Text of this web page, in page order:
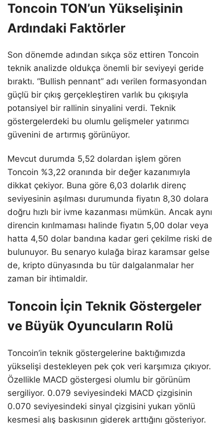
Toncoin TON’un Yükselişinin
Ardındaki Faktörler
Son dönemde adından sıkça söz ettiren Toncoin
teknik analizde oldukça önemli bir seviyeyi geride
bıraktı. “Bullish pennant” adı verilen formasyondan
güçlü bir çıkış gerçekleştiren varlık bu çıkışıyla
potansiyel bir rallinin sinyalini verdi. Teknik
göstergelerdeki bu olumlu gelişmeler yatırımcı
güvenini de artırmış görünüyor.
Mevcut durumda 5,52 dolardan işlem gören
Toncoin %3,22 oranında bir değer kazanımıyla
dikkat çekiyor. Buna göre 6,03 dolarlık direnç
seviyesinin aşılması durumunda fiyatın 8,30 dolara
doğru hızlı bir ivme kazanması mümkün. Ancak aynı
direncin kırılmaması halinde fiyatın 5,00 dolar veya
hatta 4,50 dolar bandına kadar geri çekilme riski de
bulunuyor. Bu senaryo kulağa biraz karamsar gelse
de, kripto dünyasında bu tür dalgalanmalar her
zaman bir ihtimaldir.
Toncoin İçin Teknik Göstergeler
ve Büyük Oyuncuların Rolü
Toncoin’in teknik göstergelerine baktığımızda
yükselişi destekleyen pek çok veri karşımıza çıkıyor.
Özellikle MACD göstergesi olumlu bir görünüm
sergiliyor. 0.079 seviyesindeki MACD çizgisinin
0.070 seviyesindeki sinyal çizgisini yukarı yönlü
kesmesi alış baskısının giderek arttığını gösteriyor.